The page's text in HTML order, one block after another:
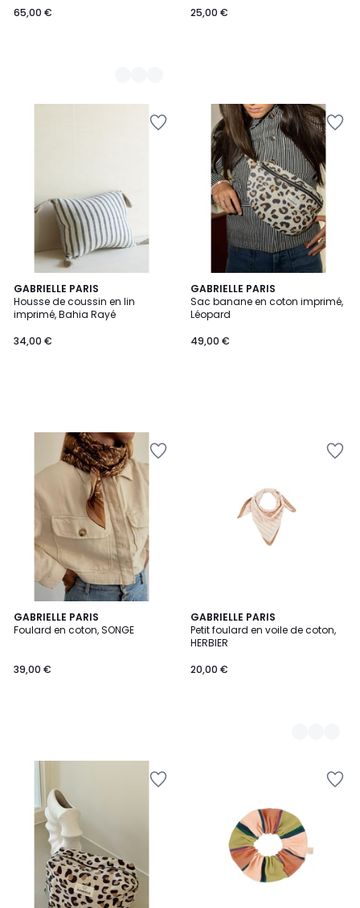
65,00 €
25,00 €
GABRIELLE PARIS
Housse de coussin en lin
imprimé, Bahia Rayé
34,00 €
GABRIELLE PARIS
Sac banane en coton imprimé,
Léopard
49,00 €
GABRIELLE PARIS
Foulard en coton, SONGE
39,00 €
GABRIELLE PARIS
Petit foulard en voile de coton,
HERBIER
20,00 €
5
Couleurs